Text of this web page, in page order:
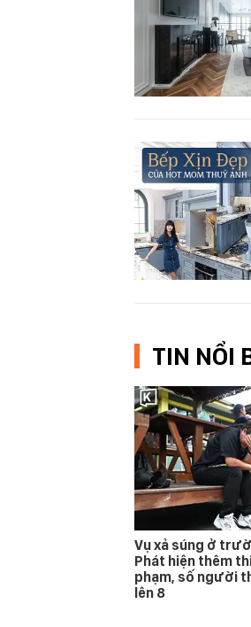
TIN NỔI
Vụ xả súng ở
Phát hiện thêm
phạm, số người
lên 8